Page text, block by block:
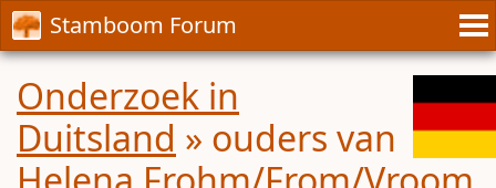
Stamboom Forum
Onderzoek in
Duitsland » ouders van